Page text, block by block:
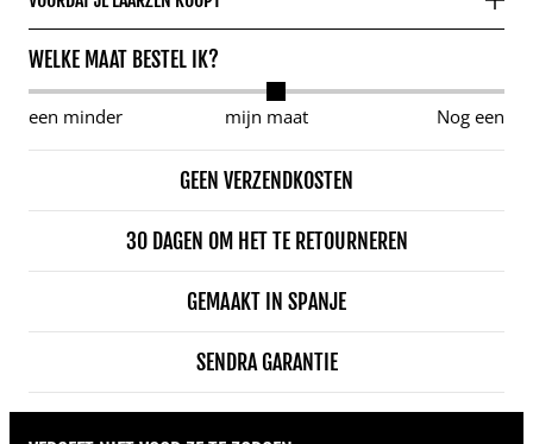
WELKE MAAT BESTEL IK?
een minder mijn maat Nog een
GEEN VERZENDKOSTEN
30 DAGEN OM HET TE RETOURNEREN
GEMAAKT IN SPANJE
SENDRA GARANTIE